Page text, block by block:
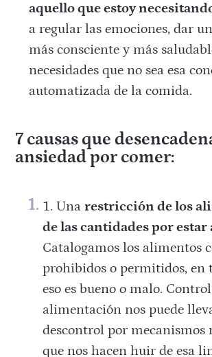
aquello que estoy
a regular las emociones, dar
más consciente y más
necesidades que no sea esa
automatizada de la comida.
7causas que
ansiedad por comer:
Una restricción de los
de las cantidades por estar
Catalogamos los alimentos
prohibidos o permitidos, en
eso es bueno o malo.
alimentación nos puede
descontrol por mecanismos
que nos hacen huir de esa